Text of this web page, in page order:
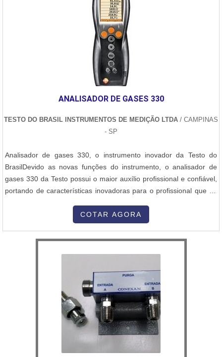
ao fato de ser uma empresa comprometida com seus serviços e
uma empresa inovadora, padrões alcançados por conter escritório
de alta qualidade onde são realizadas as atividades e biblioteca
técnica de apoio. Tudo isso, somado à performance de uma equipe
com formação e experiência internacional e colaboradores hábeis
na utilização de tecnologias de ponta, garantem o sucesso de cada
ANALISADOR DE GASES 330
TESTO DO BRASIL INSTRUMENTOS DE MEDIÇÃO LTDA / CAMPINAS
- SP
Analisador de gases 330, o instrumento inovador da Testo do
BrasilDevido as novas funções do instrumento, o analisador de
gases 330 da Testo possui o maior auxílio profissional e confiável,
portando de características inovadoras para o profissional que irá
longa duração, função de inicialização dos valores de tiragem de
COTAR AGORA